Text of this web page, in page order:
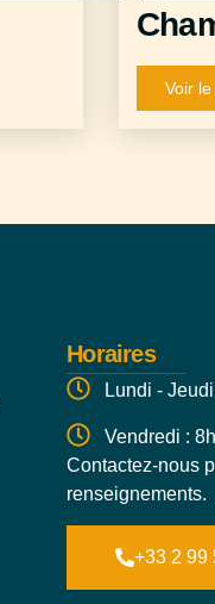
Voir
Horaires
Lundi -
Vendredi :
Contactez-nous
renseignements.
+33 2 99